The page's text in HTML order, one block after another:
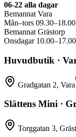
06-22 alla dagar
Bemannat Vara
Mån–tors
Bemannat Grästorp
Onsdagar
Huvudbutik ·
Gradgatan 2, Vara
Slättens Mini ·
Torggatan 3,